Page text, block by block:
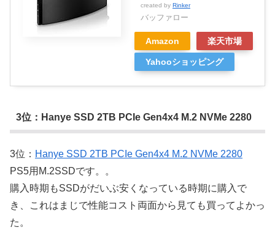
created by Rinker
バッファロー
Amazon 楽天市場
Yahooショッピング
3位：Hanye SSD 2TB PCIe Gen4x4 M.2 NVMe 2280
3位： Hanye SSD 2TB PCIe Gen4x4 M.2 NVMe 2280
PS5用M.2SSDです。。
購入時期もSSDがだいぶ安くなっている時期に購入で
き、これはまじで性能コスト両面から見ても買ってよかっ
た。